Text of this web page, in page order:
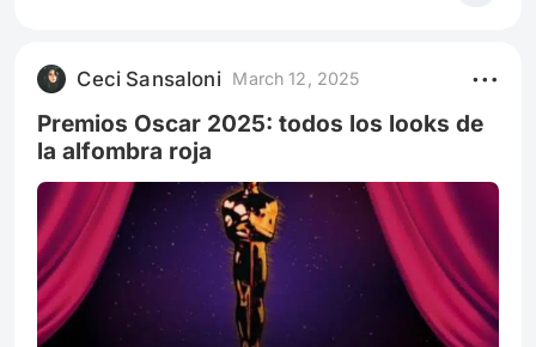
guionista, productora, traductora, adaptadora y
una de las personalidades artísticas más
populares del Río de la Plata. Protagonizó má
Ceci Sansaloni March 12, 2025
Premios Oscar 2025: todos los looks de
la alfombra roja